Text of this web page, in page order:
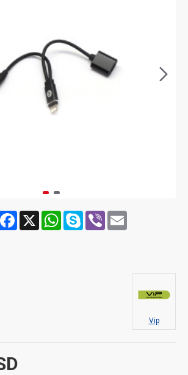
Facebook
X WhatsApp
SkypeViberEmail
Vip